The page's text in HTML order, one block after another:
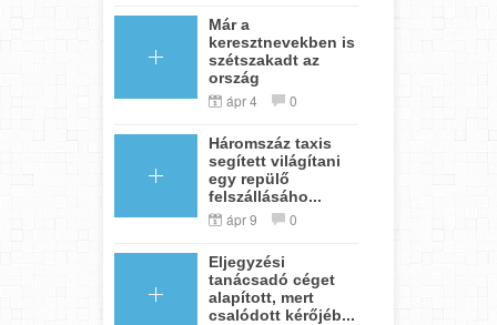
Már a
keresztnevekben is
szétszakadt az
ország
ápr 4 0
Háromszáz taxis
segített világítani
egy repülő
felszállásáho...
ápr 9 0
Eljegyzési
tanácsadó céget
alapított, mert
csalódott kérőjéb...